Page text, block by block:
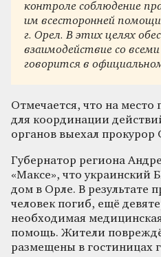
контроле соблюдение
им всесторонней
г. Орел. В этих целях
взаимодействие со
говорится в
Отмечается, что на место
для координации
органов выехал прокурор
Губернатор региона
«Максе», что украинский
дом в Орле. В результате
человек погиб, ещё
необходимая
помощь. Жители
размещены в гостиницах